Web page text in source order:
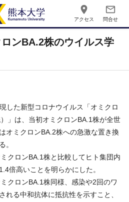
place
アクセス
mail_outline
問合せ
ンBA.2株のウイルス学
した新型コロナウイルス「オミクロ
」は、当初オミクロンBA.1株が全世
オミクロンBA.2株への急激な置き換
。
クロンBA.1株と比較してヒト集団内
倍高いことを明らかにした。
クロンBA.1株同様、感染や2回のワ
れる中和抗体に抵抗性を示すこと、